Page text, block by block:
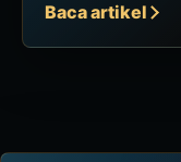
Baca artikel